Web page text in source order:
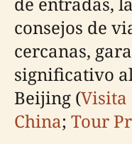
consejos de
cercanas,
significativo
Beijing (Visita
China; Tour